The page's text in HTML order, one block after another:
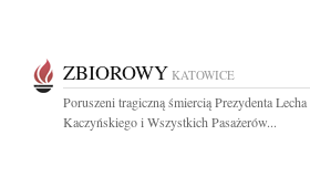
ZBIOROWY KATOWICE
Poruszeni tragiczną śmiercią Prezydenta Lecha
Kaczyńskiego i Wszystkich Pasażerów...